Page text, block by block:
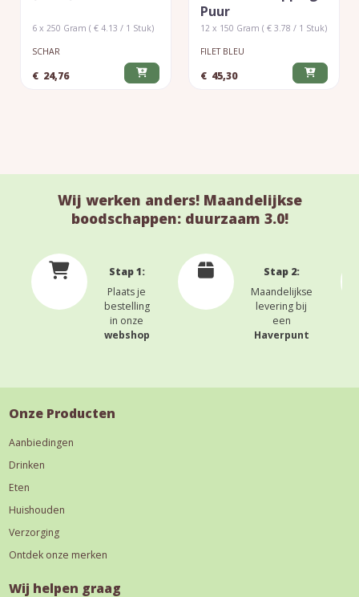
6 x 250 Gram ( € 4.13 / 1 Stuk)
SCHAR
€ 24,76
Puur
12 x 150 Gram ( € 3.78 / 1 Stuk)
FILET BLEU
€ 45,30
Wij werken anders! Maandelijkse
boodschappen: duurzaam 3.0!
Stap 1:
Plaats je
bestelling
in onze
webshop
Stap 2:
Maandelijkse
levering bij
een
Haverpunt
Onze Producten
Aanbiedingen
Drinken
Eten
Huishouden
Verzorging
Ontdek onze merken
Wij helpen graag